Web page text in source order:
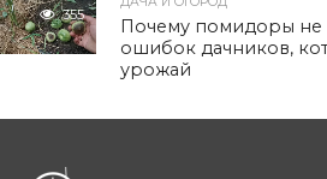
355
Почему помидоры не
ошибок дачников,
урожай